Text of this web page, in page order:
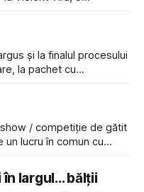
îl ascultam cu plăcere
și la finalul procesului
la pachet cu
de data asta am dat
/ competiție de gătit
un lucru în comun cu
m-a făcut să mă
plăcut faptullargul... bălții